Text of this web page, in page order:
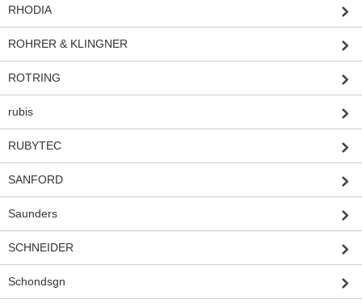
RHODIA
ROHRER & KLINGNER
ROTRING
rubis
RUBYTEC
SANFORD
Saunders
SCHNEIDER
Schondsgn